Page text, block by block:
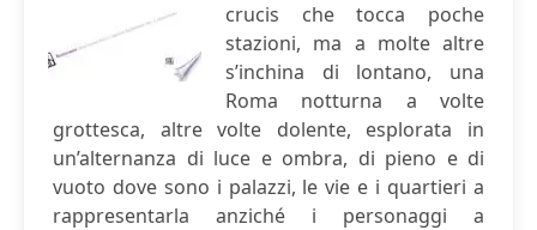
crucis che tocca poche
stazioni, ma a molte altre
s’inchina di lontano, una
Roma notturna a volte
grottesca, altre volte dolente, esplorata in
un’alternanza di luce e ombra, di pieno e di
vuoto dove sono i palazzi, le vie e i quartieri a
rappresentarla anziché i personaggi a